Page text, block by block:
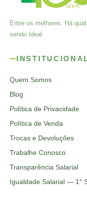
Entre os melhores. Há
sendo Ideal.
Quem Somos
Blog
Política de Privacidade
Política de Venda
Trocas e Devoluções
Trabalhe Conosco
Transparência Salarial
Igualdade Salarial — 1°